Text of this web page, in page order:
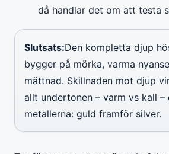
då handlar det om att testa
Slutsats:Den kompletta djup
bygger på mörka, varma
mättnad. Skillnaden mot djup
allt undertonen – varm vs kall –
metallerna: guld framför silver.